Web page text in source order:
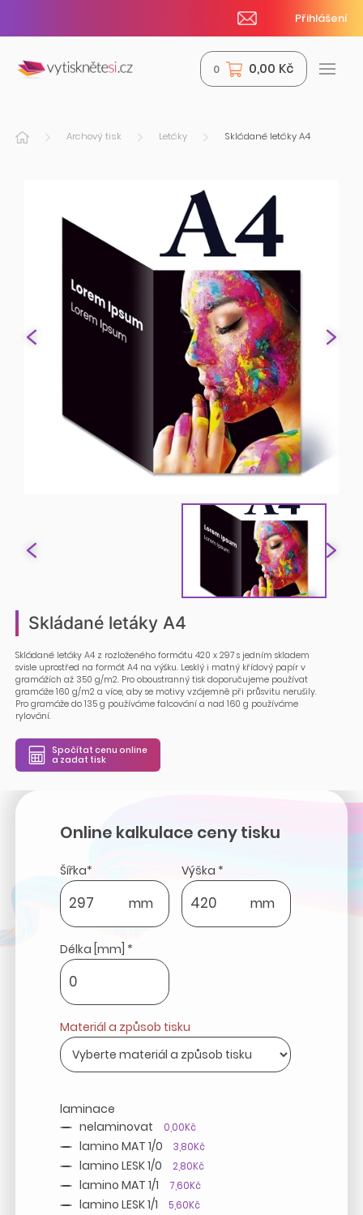
Přihlášení
0 0,00 Kč
Archový tisk Letáky Skládané letáky A4
Skládané letáky A4
Skládané letáky A4 z rozloženého formátu 420 x 297 s jedním skladem
svisle uprostřed na formát A4 na výšku. Lesklý i matný křídový papír v
gramážích až 350 g/m2. Pro oboustranný tisk doporučujeme používat
gramáže 160 g/m2 a více, aby se motivy vzájemně při průsvitu nerušily.
Pro gramáže do 135 g používáme falcování a nad 160 g používáme
rylování.
Spočítat cenu online
a zadat tisk
Online kalkulace ceny tisku
Šířka*
mm
Výška *
mm
Délka [mm] *
Materiál a způsob tisku
laminace
nelaminovat
0,00Kč
lamino MAT 1/0 3,80Kč
lamino LESK 1/0 2,80Kč
lamino MAT 1/1 7,60Kč
lamino LESK 1/1 5,60Kč